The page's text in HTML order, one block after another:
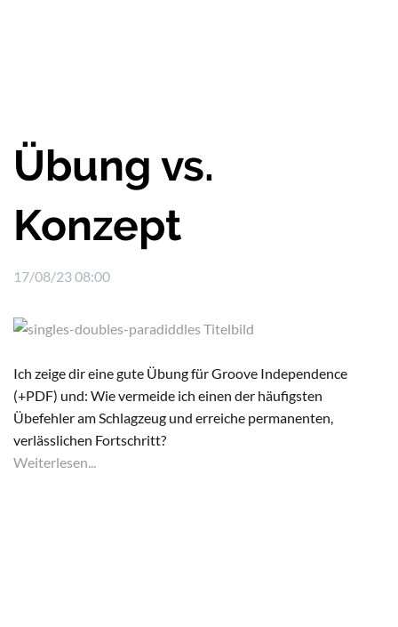
Übung vs.
Konzept
17/08/23 08:00
Ich zeige dir eine gute Übung für Groove Independence
(+PDF) und: Wie vermeide ich einen der häufigsten
Übefehler am Schlagzeug und erreiche permanenten,
verlässlichen Fortschritt?
Weiterlesen...